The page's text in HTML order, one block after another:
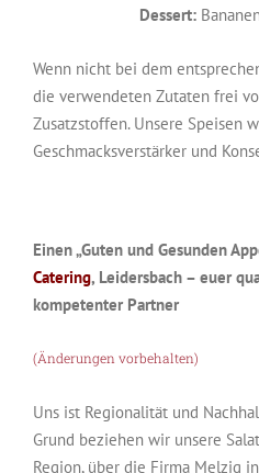
Dessert:
Wenn nicht bei dem
die verwendeten Zutaten frei
Zusatzstoffen. Unsere Speisen
Geschmacksverstärker und
Einen „Guten und Gesunden
Catering, Leidersbach – euer
kompetenter Partner
(Änderungen vorbehalten)
Uns ist Regionalität und
Grund beziehen wir unsere
Region, über die Firma Melzig